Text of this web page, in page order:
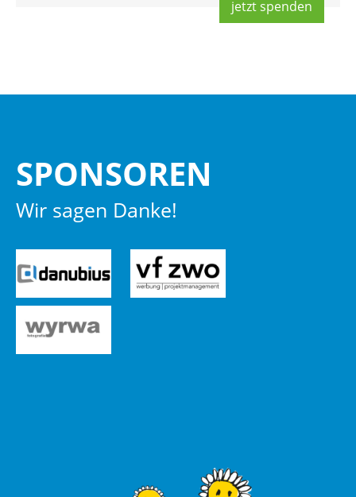
jetzt spen­den
SPON­SO­REN
Wir sagen Danke!